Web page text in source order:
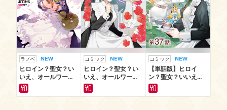
ラノベ
ヒロイン？聖女？い
いえ、オールワーク
スメイドです
（誇）！
コミック
ヒロイン？聖女？い
いえ、オールワーク
スメイドです
（誇）！@COMIC
コミック
【単話版】ヒロイ
ン？聖女？いいえ、
オールワークスメイ
ドです（誇）！@CO